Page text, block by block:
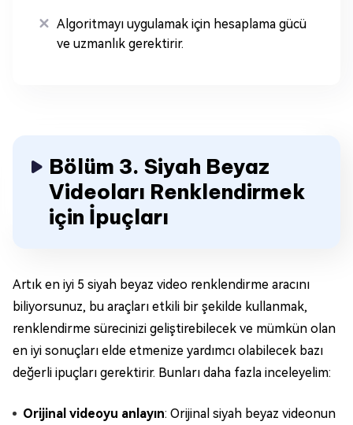
Algoritmayı uygulamak için hesaplama gücü
ve uzmanlık gerektirir.
Bölüm 3. Siyah Beyaz
Videoları Renklendirmek
için İpuçları
Artık en iyi 5 siyah beyaz video renklendirme aracını
biliyorsunuz, bu araçları etkili bir şekilde kullanmak,
renklendirme sürecinizi geliştirebilecek ve mümkün olan
en iyi sonuçları elde etmenize yardımcı olabilecek bazı
değerli ipuçları gerektirir. Bunları daha fazla inceleyelim:
Orijinal videoyu anlayın: Orijinal siyah beyaz videonun